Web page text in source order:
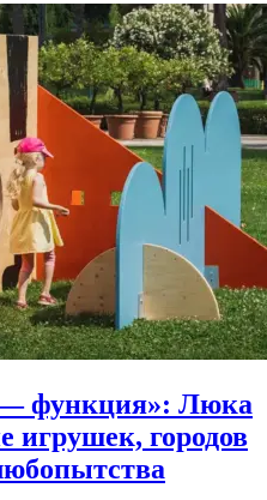
— функция»: Люка
игрушек, городов